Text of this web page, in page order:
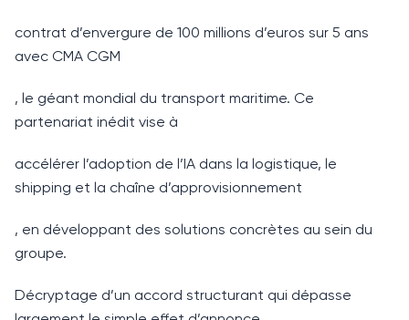
contrat d’envergure de 100 millions d’euros sur 5 ans
avec CMA CGM
, le géant mondial du transport maritime. Ce
partenariat inédit vise à
accélérer l’adoption de l’IA dans la logistique, le
shipping et la chaîne d’approvisionnement
, en développant des solutions concrètes au sein du
groupe.
Décryptage d’un accord structurant qui dépasse